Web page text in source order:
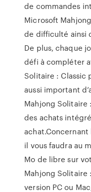
de commandes
Microsoft
de difficulté ainsi
De plus, chaque
défi à compléter
Solitaire : Classic
aussi important
Mahjong Solitaire
des achats
achat.Concernant
il vous faudra au
Mo de libre sur
Mahjong Solitaire
version PC ou